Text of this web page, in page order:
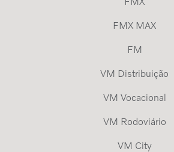
FMX MAX
FM
VM Distribuição
VM Vocacional
VM Rodoviário
VM City